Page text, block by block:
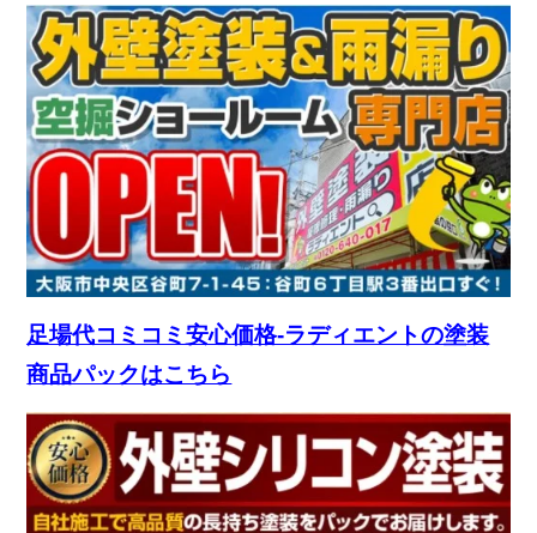
足場代コミコミ安心価格-ラディエントの塗装
商品パックはこちら